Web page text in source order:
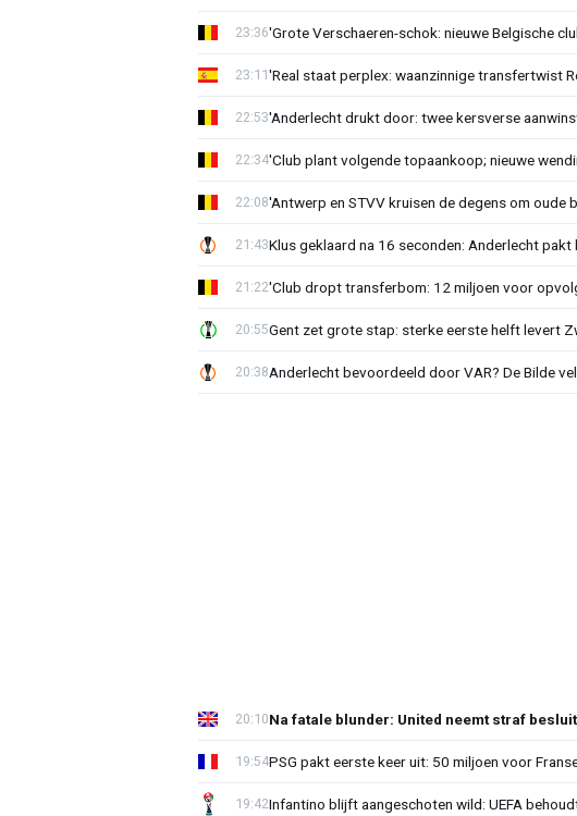
'Grote Verschaeren-schok: nieuwe Belgische
23:36
'Real staat perplex: waanzinnige transfertwist
23:11
'Anderlecht drukt door: twee kersverse
22:53
'Club plant volgende topaankoop; nieuwe
22:34
'Antwerp en STVV kruisen de degens om oude
22:08
Klus geklaard na 16 seconden: Anderlecht pakt
21:43
'Club dropt transferbom: 12 miljoen voor
21:22
Gent zet grote stap: sterke eerste helft levert
20:55
Anderlecht bevoordeeld door VAR? De Bilde
20:38
Na fatale blunder: United neemt straf
20:10
PSG pakt eerste keer uit: 50 miljoen voor
19:54
Infantino blijft aangeschoten wild: UEFA
19:42